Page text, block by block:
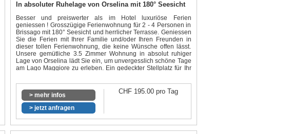
In absoluter Ruhelage von Orselina mit 180° Seesicht
Besser und preiswerter als im Hotel luxuriöse Ferien
geniessen ! Grosszügige Ferienwohnung für 2 - 4 Personen in
Brissago mit 180° Seesicht und herrlicher Terrasse. Geniessen
Sie die Ferien mit Ihrer Familie und/oder Ihren Freunden in
dieser tollen Ferienwohnung, die keine Wünsche offen lässt.
Unsere gemütliche 3.5 Zimmer Wohnung in absolut ruhiger
Lage von Orselina lädt Sie ein, um unvergesslich schöne Tage
am Lago Maggiore zu erleben. Ein gedeckter Stellplatz für Ihr
- September) steht Ihnen ein Gemeinschaftspool zur
Verfügung.
Link für den virtuellen Rundgang - hier können Sie sich durch
Anklicken mit der Maus auf den weissen Ring im Bild durch die
> mehr infos
> jetzt anfragen
CHF 195.00 pro Tag